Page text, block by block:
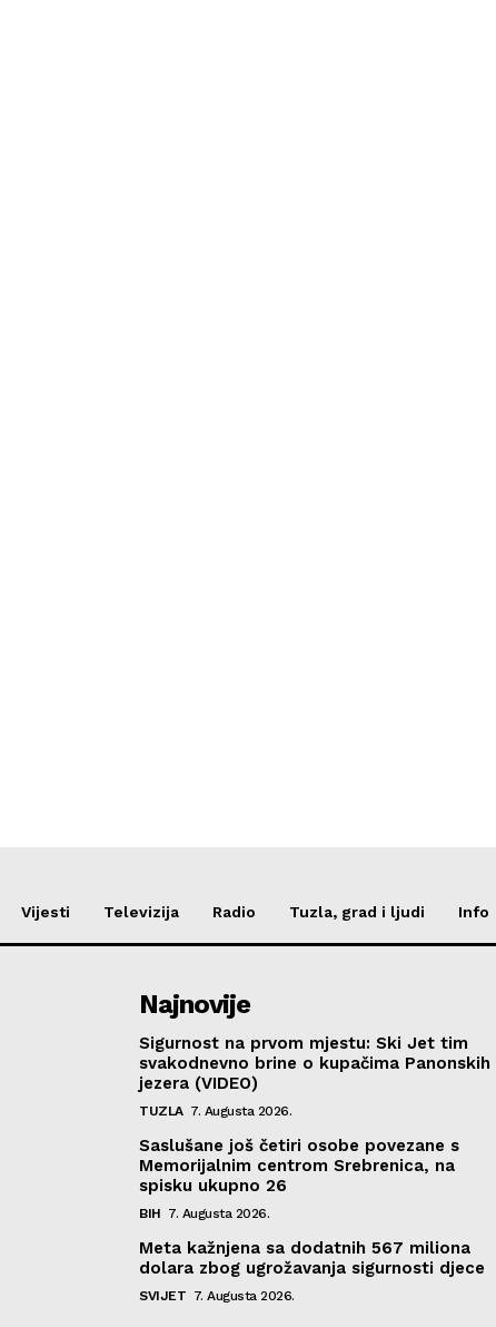
Vijesti Televizija Radio Tuzla, grad i ljudi Info
Najnovije
Sigurnost na prvom mjestu: Ski Jet tim
svakodnevno brine o kupačima Panonskih
jezera (VIDEO)
TUZLA 7. Augusta 2026.
Saslušane još četiri osobe povezane s
Memorijalnim centrom Srebrenica, na
spisku ukupno 26
BIH 7. Augusta 2026.
Meta kažnjena sa dodatnih 567 miliona
dolara zbog ugrožavanja sigurnosti djece
SVIJET 7. Augusta 2026.